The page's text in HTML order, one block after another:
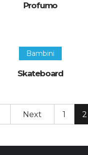
Profumo
Recupera questo oggetto
Bambini
Skateboard
Next 1 2